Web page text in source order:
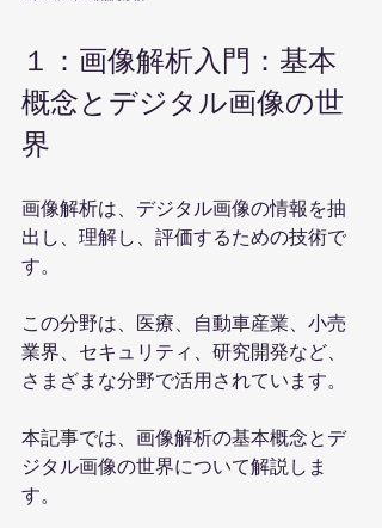
１：画像解析入門：基本
概念とデジタル画像の世
界
画像解析は、デジタル画像の情報を抽
出し、理解し、評価するための技術で
す。
この分野は、医療、自動車産業、小売
業界、セキュリティ、研究開発など、
さまざまな分野で活用されています。
本記事では、画像解析の基本概念とデ
ジタル画像の世界について解説しま
す。